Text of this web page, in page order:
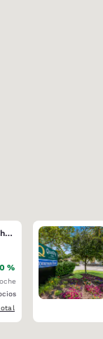
Quality Inn Hyde Park - Poughkeepsie North
1535 reseñas
%
totales estimados